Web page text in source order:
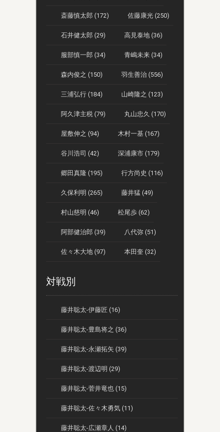
斎藤慎太郎 (172) 佐藤康光 (250)
石井健太郎 (29) 高見泰地 (36)
服部慎一郎 (34) 青嶋未来 (34)
森内俊之 (150) 羽生善治 (556)
三浦弘行 (184) 山崎隆之 (123)
阿久津主税 (79) 丸山忠久 (170)
屋敷伸之 (94) 木村一基 (167)
谷川浩司 (42) 深浦康市 (179)
郷田真隆 (195) 行方尚史 (116)
久保利明 (265) 藤井猛 (49)
村山慈明 (46) 松尾歩 (62)
阿部健治郎 (39) 八代弥 (51)
佐々木大地 (97) 本田奎 (32)
対戦別
藤井聡太-伊藤匠 (16)
藤井聡太-豊島将之 (36)
藤井聡太-永瀬拓矢 (39)
藤井聡太-渡辺明 (29)
藤井聡太-菅井竜也 (15)
藤井聡太-佐々木勇気 (11)
藤井聡太-広瀬章人 (14)